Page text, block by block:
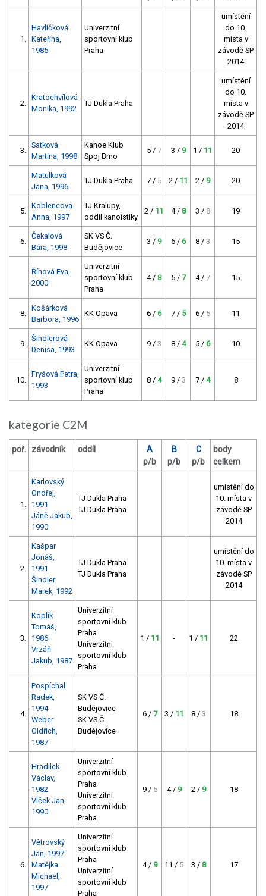
1.
Havlíčková
Kateřina,
1985
Univerzitní
sportovní klub
Praha
umístění
do 10.
místa v
závodě SP
2014
2.
Kratochvílová
Monika, 1992
TJ Dukla Praha
umístění
do 10.
místa v
závodě SP
2014
3.
Satková
Martina, 1998
Kanoe Klub
Spoj Brno
5 / 7 3 / 9 1 / 11 20
Matulková
Jana, 1996
TJ Dukla Praha 7 / 5 2 / 11 2 / 9 20
5.
Koblencová
Anna, 1997
TJ Kralupy,
oddíl kanoistiky
2 / 11 4 / 8 3 / 8 19
6.
Čekalová
Bára, 1998
SK VS Č.
Budějovice
3 / 9 6 / 6 8 / 3 15
Říhová Eva,
2000
Univerzitní
sportovní klub
Praha
4 / 8 5 / 7 4 / 7 15
8.
Košárková
Barbora, 1996
KK Opava 6 / 6 7 / 5 6 / 5 11
9.
Šindlerová
Denisa, 1993
KK Opava 9 / 3 8 / 4 5 / 6 10
10.
Fryšová Petra,
1993
Univerzitní
sportovní klub
Praha
8 / 4 9 / 3 7 / 4 8
kategorie C2M
poř. závodník oddíl
A
p/b
B
p/b
C
p/b
body
celkem
1.
Karlovský
Ondřej,
1991
Jáně Jakub,
1990
TJ Dukla Praha
TJ Dukla Praha
umístění do
10. místa v
závodě SP
2014
2.
Kašpar
Jonáš,
1991
Šindler
Marek, 1992
TJ Dukla Praha
TJ Dukla Praha
umístění do
10. místa v
závodě SP
2014
3.
Koplík
Tomáš,
1986
Vrzáň
Jakub, 1987
Univerzitní
sportovní klub
Praha
Univerzitní
sportovní klub
Praha
1 / 11 - 1 / 11 22
4.
Pospíchal
Radek,
1994
Weber
Oldřich,
1987
SK VS Č.
Budějovice
SK VS Č.
Budějovice
6 / 7 3 / 11 8 / 3 18
Hradilek
Václav,
1982
Vlček Jan,
1990
Univerzitní
sportovní klub
Praha
Univerzitní
sportovní klub
Praha
9 / 5 4 / 9 2 / 9 18
6.
Větrovský
Jan, 1997
Matějka
Michael,
1997
Univerzitní
sportovní klub
Praha
Univerzitní
sportovní klub
Praha
4 / 9 11 / 5 3 / 8 17